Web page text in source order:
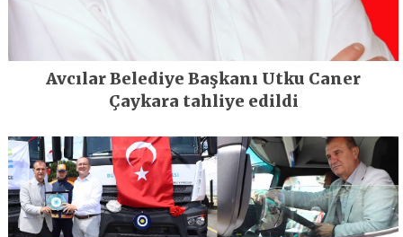
Avcılar Belediye Başkanı Utku Caner
Çaykara tahliye edildi